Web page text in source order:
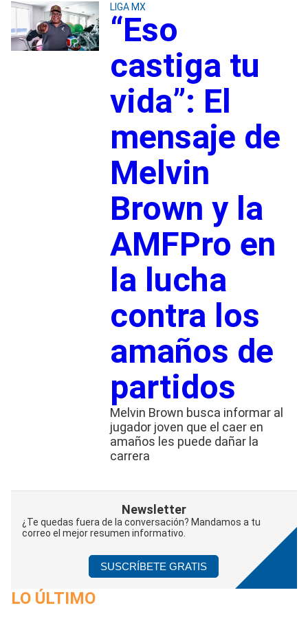
LIGA MX
“Eso
castiga tu
vida”: El
mensaje de
Melvin
Brown y la
AMFPro en
la lucha
contra los
amaños de
partidos
Melvin Brown busca informar al
jugador joven que el caer en
amaños les puede dañar la
carrera
Newsletter
¿Te quedas fuera de la conversación? Mandamos a tu
correo el mejor resumen informativo.
SUSCRÍBETE GRATIS
LO ÚLTIMO